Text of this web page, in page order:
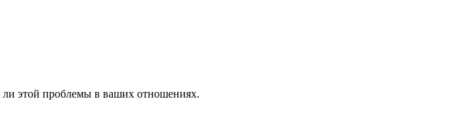
ли этой проблемы в ваших отношениях.